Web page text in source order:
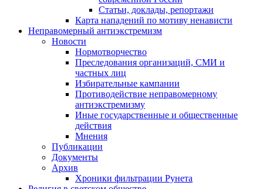
Статьи, доклады, репортажи
Карта нападений по мотиву ненависти
Неправомерный антиэкстремизм
Новости
Нормотворчество
Преследования организаций, СМИ и
частных лиц
Избирательные кампании
Противодействие неправомерному
антиэкстремизму
Иные государственные и общественные
действия
Мнения
Публикации
Документы
Архив
Хроники фильтрации Рунета